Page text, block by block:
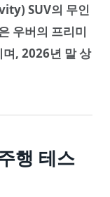
SUV의 무인
우버의 프리미
, 2026년 말 상
행 테스